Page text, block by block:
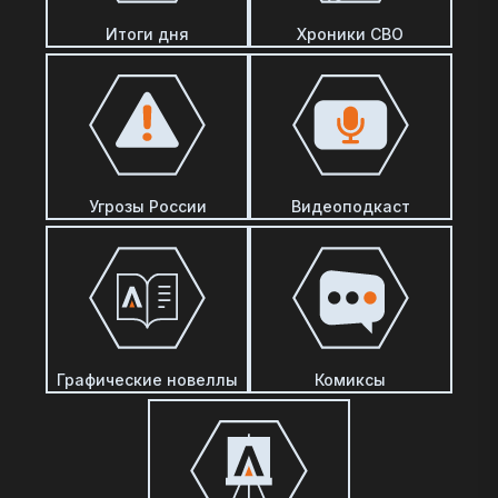
Итоги дня Хроники СВО
Угрозы России Видеоподкаст
Графические новеллы Комиксы